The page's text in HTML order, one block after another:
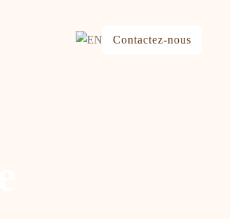
Contactez-nous